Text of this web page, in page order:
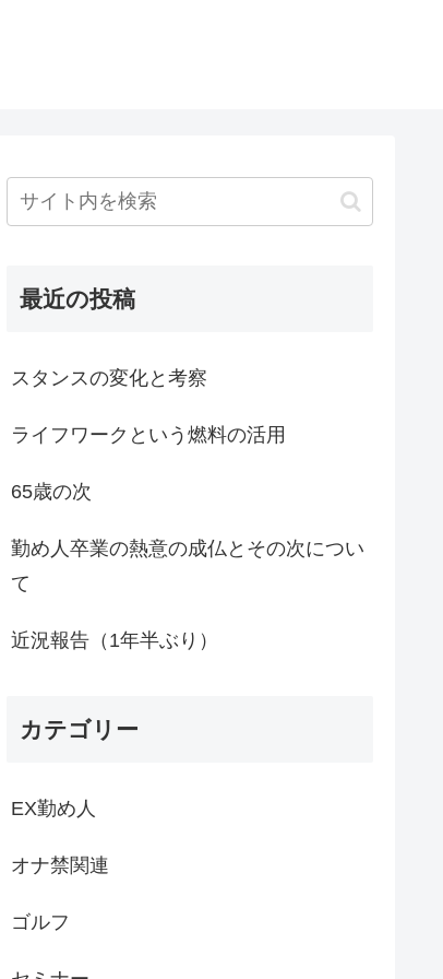
最近の投稿
スタンスの変化と考察
ライフワークという燃料の活用
65歳の次
勤め人卒業の熱意の成仏とその次につい
て
近況報告（1年半ぶり）
カテゴリー
EX勤め人
オナ禁関連
ゴルフ